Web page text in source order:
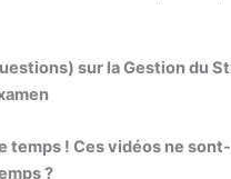
sur la Gestion du
le temps ! Ces vidéos ne
?